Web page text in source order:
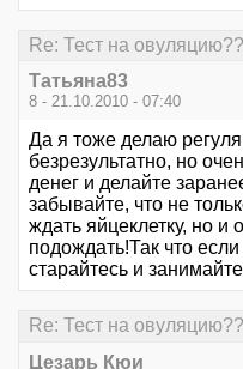
Re: Тест на
Татьяна83
8 - 21.10.2010 - 07:40
Да я тоже делаю
безрезультатно, но
денег и делайте
забывайте, что не
ждать яйцеклетку, но и
подождать!Так что
старайтесь и
Re: Тест на
Цезарь Кюи